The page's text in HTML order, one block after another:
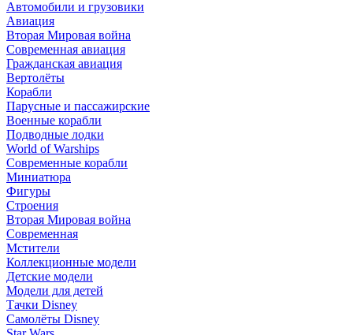
Автомобили и грузовики
Авиация
Вторая Мировая война
Современная авиация
Гражданская авиация
Вертолёты
Корабли
Парусные и пассажирские
Военные корабли
Подводные лодки
World of Warships
Современные корабли
Миниатюра
Фигуры
Строения
Вторая Мировая война
Современная
Мстители
Коллекционные модели
Детские модели
Модели для детей
Тачки Disney
Самолёты Disney